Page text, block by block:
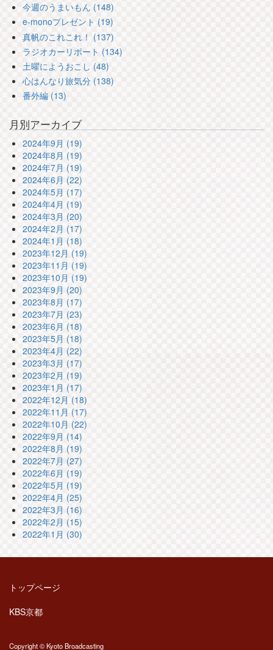
今週のうまいもん (148)
e-monoプレゼント (19)
真帆のこれこれ！ (137)
ラジオカーリポート (134)
土曜にようおこし (48)
心はんなり旅気分 (138)
番外編 (13)
月別アーカイブ
2024年9月 (19)
2024年8月 (19)
2024年7月 (19)
2024年6月 (22)
2024年5月 (17)
2024年4月 (19)
2024年3月 (20)
2024年2月 (17)
2024年1月 (18)
2023年12月 (19)
2023年11月 (19)
2023年10月 (19)
2023年9月 (20)
2023年8月 (17)
2023年7月 (23)
2023年6月 (18)
2023年5月 (18)
2023年4月 (22)
2023年3月 (17)
2023年2月 (19)
2023年1月 (17)
2022年12月 (18)
2022年11月 (17)
2022年10月 (22)
2022年9月 (14)
2022年8月 (19)
2022年7月 (27)
2022年6月 (19)
2022年5月 (19)
2022年4月 (25)
2022年3月 (16)
2022年2月 (15)
2022年1月 (30)
トップページ
KBS京都
Copyright © Kyoto Broadcasting